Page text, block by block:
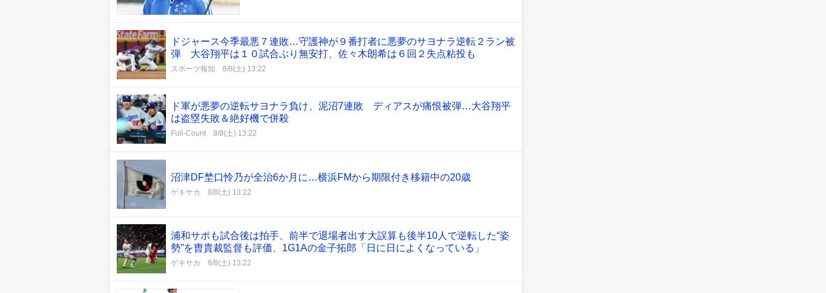
ドジャース今季最悪７連敗…守護神が９番打者に悪夢のサヨナラ逆転２ラン被
弾 大谷翔平は１０試合ぶり無安打、佐々木朗希は６回２失点粘投も
スポーツ報知 8/8(土) 13:22
ド軍が悪夢の逆転サヨナラ負け、泥沼7連敗 ディアスが痛恨被弾…大谷翔平
は盗塁失敗＆絶好機で併殺
Full-Count 8/8(土) 13:22
沼津DF埜口怜乃が全治6か月に…横浜FMから期限付き移籍中の20歳
ゲキサカ 8/8(土) 13:22
浦和サポも試合後は拍手、前半で退場者出す大誤算も後半10人で逆転した“姿
勢”を曺貴裁監督も評価、1G1Aの金子拓郎「日に日によくなっている」
ゲキサカ 8/8(土) 13:22